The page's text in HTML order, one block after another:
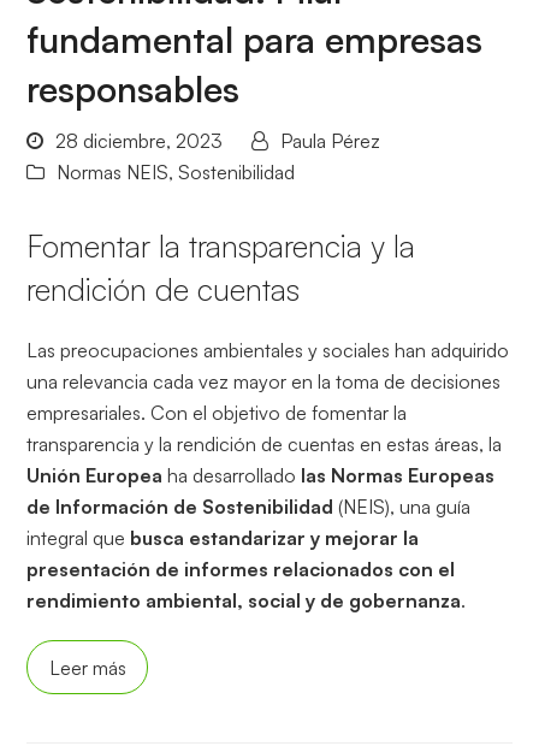
fundamental para empresas
responsables
28 diciembre, 2023
Paula Pérez
Normas NEIS,Sostenibilidad
Fomentar la transparencia y la
rendición de cuentas
Las preocupaciones ambientales y sociales han adquirido
una relevancia cada vez mayor en la toma de decisiones
empresariales. Con el objetivo de fomentar la
transparencia y la rendición de cuentas en estas áreas, la
Unión Europea ha desarrollado las Normas Europeas
de Información de Sostenibilidad (NEIS), una guía
integral que busca estandarizar y mejorar la
presentación de informes relacionados con el
rendimiento ambiental, social y de gobernanza.
Leer más